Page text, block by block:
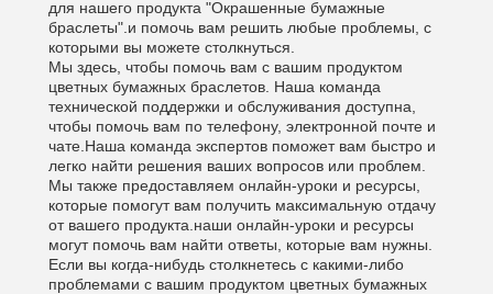
для нашего продукта "Окрашенные бумажные
браслеты".и помочь вам решить любые проблемы, с
которыми вы можете столкнуться.
Мы здесь, чтобы помочь вам с вашим продуктом
цветных бумажных браслетов. Наша команда
технической поддержки и обслуживания доступна,
чтобы помочь вам по телефону, электронной почте и
чате.Наша команда экспертов поможет вам быстро и
легко найти решения ваших вопросов или проблем.
Мы также предоставляем онлайн-уроки и ресурсы,
которые помогут вам получить максимальную отдачу
от вашего продукта.наши онлайн-уроки и ресурсы
могут помочь вам найти ответы, которые вам нужны.
Если вы когда-нибудь столкнетесь с какими-либо
проблемами с вашим продуктом цветных бумажных